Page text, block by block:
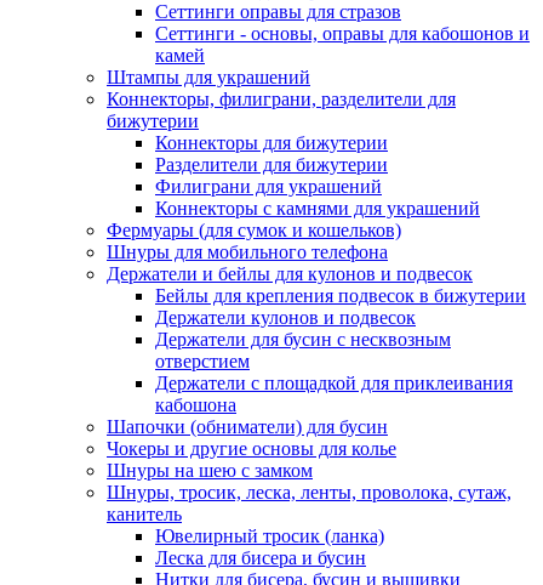
Сеттинги оправы для стразов
Сеттинги - основы, оправы для кабошонов и
камей
Штампы для украшений
Коннекторы, филиграни, разделители для
бижутерии
Коннекторы для бижутерии
Разделители для бижутерии
Филиграни для украшений
Коннекторы с камнями для украшений
Фермуары (для сумок и кошельков)
Шнуры для мобильного телефона
Держатели и бейлы для кулонов и подвесок
Бейлы для крепления подвесок в бижутерии
Держатели кулонов и подвесок
Держатели для бусин с несквозным
отверстием
Держатели с площадкой для приклеивания
кабошона
Шапочки (обниматели) для бусин
Чокеры и другие основы для колье
Шнуры на шею с замком
Шнуры, тросик, леска, ленты, проволока, сутаж,
канитель
Ювелирный тросик (ланка)
Леска для бисера и бусин
Нитки для бисера, бусин и вышивки